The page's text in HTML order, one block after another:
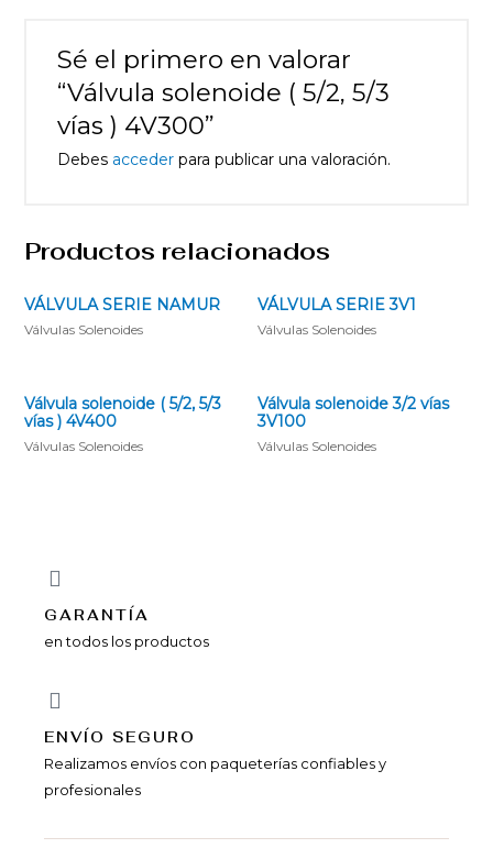
Sé el primero en valorar
“Válvula solenoide ( 5/2, 5/3
vías ) 4V300”
Debes accederpara publicar una valoración.
Productos relacionados
VÁLVULA SERIE NAMUR
Válvulas Solenoides
VÁLVULA SERIE 3V1
Válvulas Solenoides
Válvula solenoide ( 5/2, 5/3
vías ) 4V400
Válvulas Solenoides
Válvula solenoide 3/2 vías
3V100
Válvulas Solenoides
GARANTÍA
en todos los productos
ENVÍ­O SEGURO
Realizamos envíos con paqueterías confiables y
profesionales